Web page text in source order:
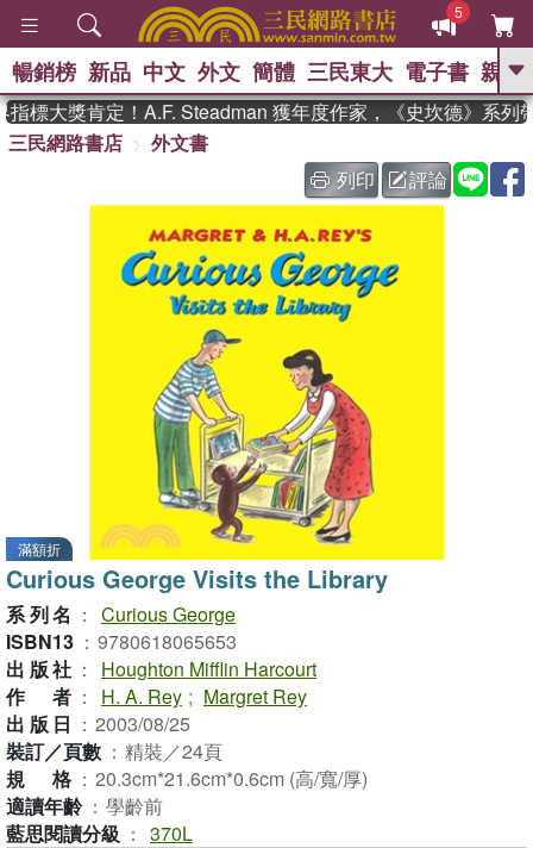
5
GO
The Odyssey 、 父親節 、 如果歷
史是一群喵 、 暑期推薦 、 國際布克
登輝時代 、 數學女孩：黎曼猜想
偉大的迷走神經
暢銷榜 新品 中文 外文 簡體 三民東大 電子書 親子
標大獎肯定！A.F. Steadman 獲年度作家，《史坎德》系列帶
三民網路書店
外文書
列印
評論
滿額折
Curious George Visits the Library
系列名 ： Curious George
ISBN13 ： 9780618065653
出版社 ：
Houghton Mifflin Harcourt
作者 ： H. A. Rey ; Margret Rey
出版日 ： 2003/08/25
裝訂／頁數 ： 精裝／24頁
規格 ： 20.3cm*21.6cm*0.6cm (高/寬/厚)
適讀年齡 ： 學齡前
藍思閱讀分級 ： 370L